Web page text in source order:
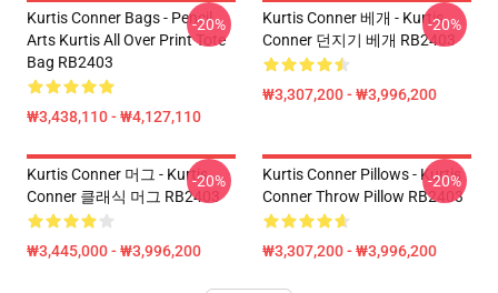
Kurtis Conner Bags - Pencil
Arts Kurtis All Over Print Tote
Bag RB2403
₩3,438,110 - ₩4,127,110
-20%
Kurtis Conner 베개 - Kurtis
Conner 던지기 베개 RB2403
₩3,307,200 - ₩3,996,200
-20%
Kurtis Conner 머그 - Kurtis
Conner 클래식 머그 RB2403
₩3,445,000 - ₩3,996,200
-20%
Kurtis Conner Pillows - Kurtis
Conner Throw Pillow RB2403
₩3,307,200 - ₩3,996,200
-20%